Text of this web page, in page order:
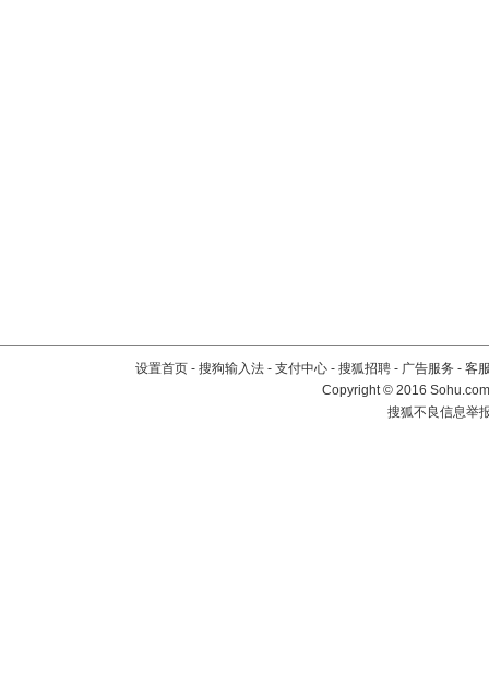
设置首页 - 搜狗输入法 - 支付中心 - 搜狐招聘 - 广告服务 - 客
Copyright©2016
搜狐不良信息举